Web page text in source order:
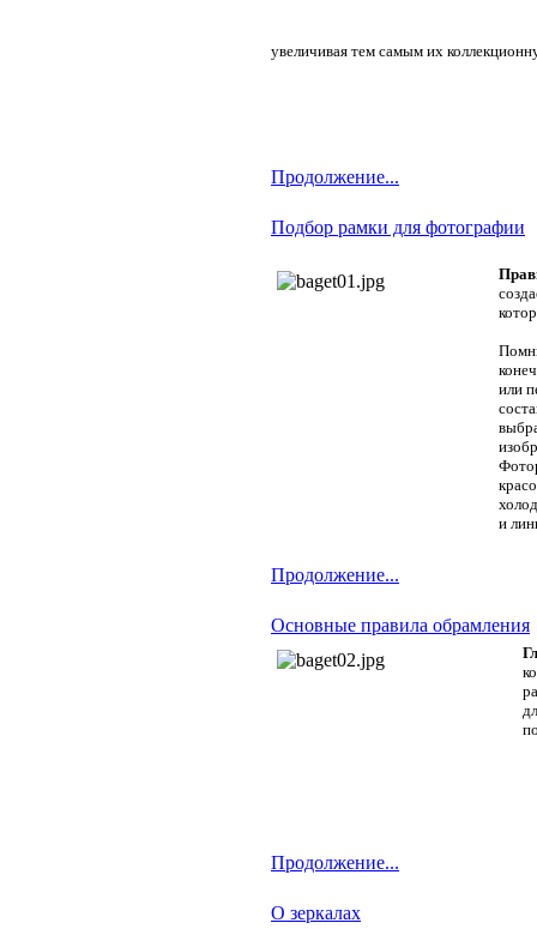
увеличивая тем самым их
Продолжение...
Подбор рамки для фотографии
или
и
Продолжение...
Основные правила обрамления
Продолжение...
О зеркалах